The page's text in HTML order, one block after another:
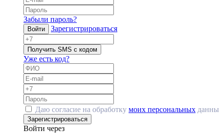
Забыли пароль?
Войти Зарегистрироваться
Получить SMS с кодом
Уже есть код?
Даю согласие на обработку моих персональных
Зарегистрироваться
Войти через